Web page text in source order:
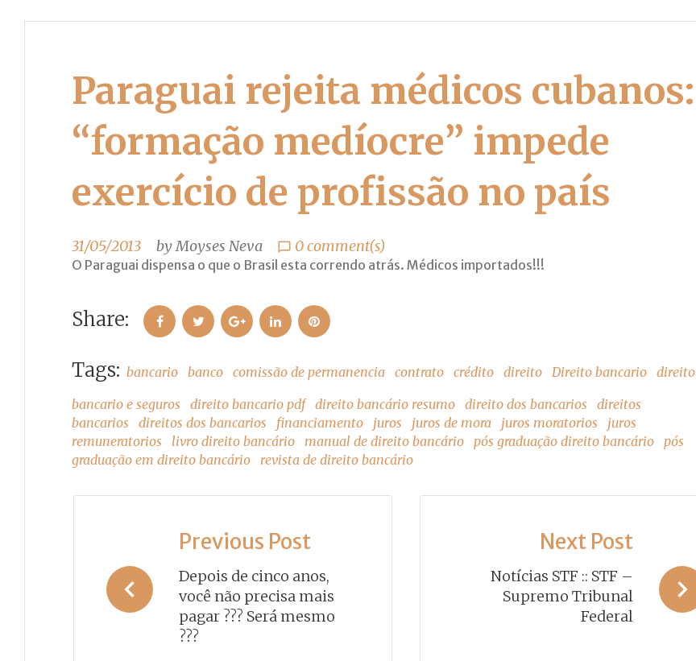
Paraguai rejeita médicos cubanos:
“formação medíocre” impede
exercício de profissão no país
31/05/2013 byMoyses Neva chat_bubble_outline 0 comment(s)
O Paraguai dispensa o que o Brasil esta correndo atrás. Médicos importados!!!
Share: FacebookTwitter Google+LinkedInPinterest
Tags: bancario banco comissão de permanencia contrato crédito direito Direito bancario direito
bancario e seguros
direito bancario pdf direito bancário resumo direito dos bancarios
direitos
bancarios
direitos dos bancarios financiamento juros juros de mora juros moratorios
juros
remuneratorios
livro direito bancário manual de direito bancário pós graduação direito bancário pós
graduação em direito bancário
revista de direito bancário
Navegação
de
Post
Previous Post
Depois de cinco anos,
você não precisa mais
pagar ??? Será mesmo
???
Next Post
Notícias STF :: STF –
Supremo Tribunal
Federal